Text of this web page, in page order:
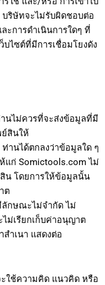
บริษัทจะไม่รับผิดชอบต่อ
การดำเนินการใดๆ ที่
บไซต์ที่มีการเชื่อมโยงดัง
นไม่ควรที่จะส่งข้อมูลที่มี
สินให้
านได้ตกลงว่าข้อมูลใด ๆ
ก่ Somictools.com ไม่
น โดยการให้ข้อมูลนั้น
ต
กษณะไม่จำกัด ไม่
ม่เรียกเก็บค่าอนุญาต
ำเนา แสดงต่อ
ใช้ความคิด แนวคิด หรือ